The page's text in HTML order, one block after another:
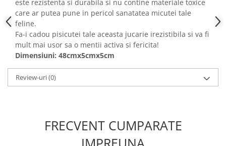
este rezistenta si durabila si nu contine materiale toxice
care ar putea pune in pericol sanatatea micutei tale
feline.
Fa-i cadou pisicutei tale aceasta jucarie irezistibila si va fi
mult mai usor sa o mentii activa si fericita!
Dimensiuni: 48cmx5cmx5cm
Review-uri(0)
FRECVENT CUMPARATE